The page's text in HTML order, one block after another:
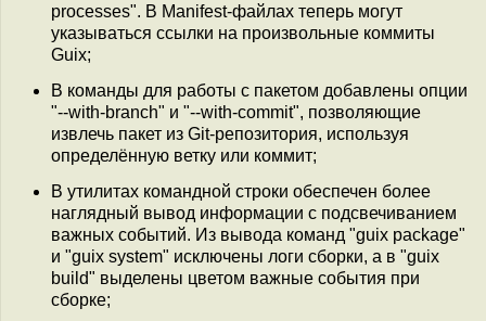
processes". В Manifest-файлах теперь могут
указываться ссылки на произвольные коммиты
Guix;
В команды для работы с пакетом добавлены опции
"--with-branch" и "--with-commit", позволяющие
извлечь пакет из Git-репозитория, используя
определённую ветку или коммит;
В утилитах командной строки обеспечен более
наглядный вывод информации с подсвечиванием
важных событий. Из вывода команд "guix packagе"
и "guix system" исключены логи сборки, а в "guix
build" выделены цветом важные события при
сборке;